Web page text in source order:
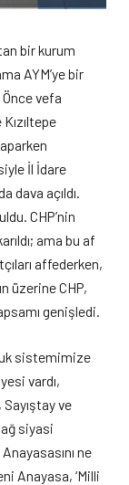
bir kurum
AYM’ye bir
vefa
İl İdare
dava açıldı.
CHP’nin
ama bu af
affederken,
üzerine CHP,
genişledi.
sistemimize
vardı,
ve
siyasi
ne
Anayasa, ‘Milli